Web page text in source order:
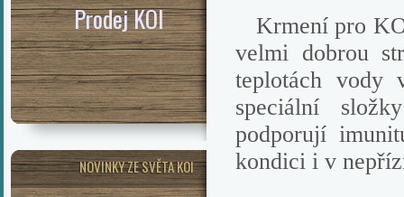
Prodej KOI
NOVINKY ZE SVĚTA KOI
Krmení pro
velmi dobrou
teplotách vody
speciální
podporují
kondici i v